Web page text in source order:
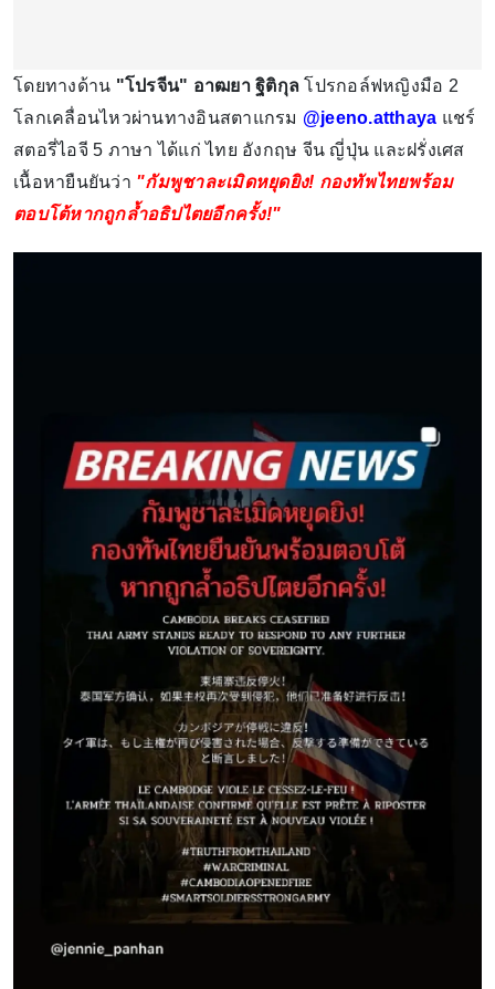
โดยทางด้าน "โปรจีน" อาฒยา ฐิติกุล โปรกอล์ฟหญิงมือ 2
โลกเคลื่อนไหวผ่านทางอินสตาแกรม @jeeno.atthaya แชร์
สตอรี่ไอจี 5 ภาษา ได้แก่ ไทย อังกฤษ จีน ญี่ปุ่น และฝรั่งเศส
เนื้อหายืนยันว่า "กัมพูชาละเมิดหยุดยิง! กองทัพไทยพร้อม
ตอบโต้หากถูกล้ำอธิปไตยอีกครั้ง!"